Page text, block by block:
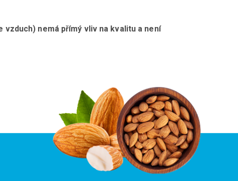
nemá přímý vliv na kvalitu a není